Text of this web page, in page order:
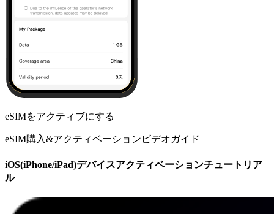
eSIMをアクティブにする
eSIM購入&アクティベーションビデオガイド
iOS(iPhone/iPad)デバイスアクティベーションチュートリア
ル